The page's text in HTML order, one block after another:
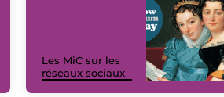
Les MiC sur les
réseaux sociaux